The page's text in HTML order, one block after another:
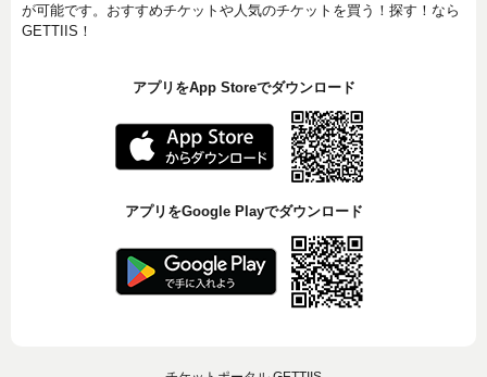
が可能です。おすすめチケットや人気のチケットを買う！探す！なら
GETTIIS！
アプリをApp Storeでダウンロード
アプリをGoogle Playでダウンロード